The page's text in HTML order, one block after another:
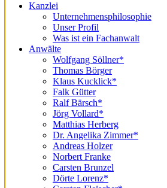
Kanzlei
Unternehmensphilosophie
Unser Profil
Was ist ein Fachanwalt
Anwälte
Wolfgang Söllner*
Thomas Börger
Klaus Kucklick*
Falk Gütter
Ralf Bärsch*
Jörg Vollard*
Matthias Herberg
Dr. Angelika Zimmer*
Andreas Holzer
Norbert Franke
Carsten Brunzel
Dörte Lorenz*